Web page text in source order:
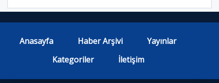
Anasayfa Haber Arşivi
Yayınlar
Kategoriler
İletişim